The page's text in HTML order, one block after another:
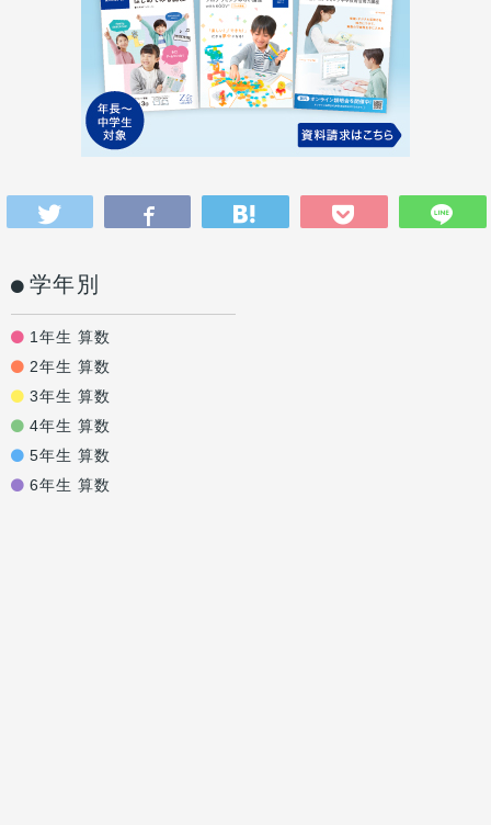
学年別
1年生 算数
2年生 算数
3年生 算数
4年生 算数
5年生 算数
6年生 算数